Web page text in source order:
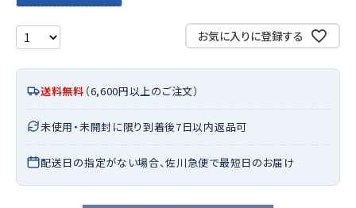
お気に入りに登録する
送料無料 （6,600円以上のご注文）
未使用・未開封に限り到着後7日以内返品可
配送日の指定がない場合、佐川急便で最短日のお届け